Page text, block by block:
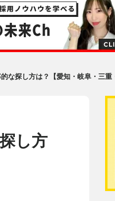
な探し方は？【愛知・岐阜・三重
し方